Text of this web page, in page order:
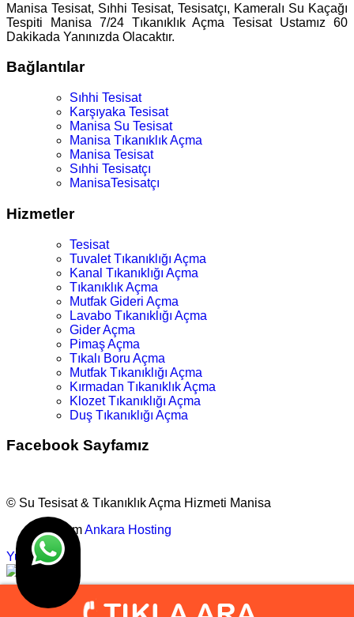
Manisa Tesisat, Sıhhi Tesisat, Tesisatçı, Kameralı Su Kaçağı
Tespiti Manisa 7/24 Tıkanıklık Açma Tesisat Ustamız 60
Dakikada Yanınızda Olacaktır.
Bağlantılar
Sıhhi Tesisat
Karşıyaka Tesisat
Manisa Su Tesisat
Manisa Tıkanıklık Açma
Manisa Tesisat
Sıhhi Tesisatçı
ManisaTesisatçı
Hizmetler
Tesisat
Tuvalet Tıkanıklığı Açma
Kanal Tıkanıklığı Açma
Tıkanıklık Açma
Mutfak Gideri Açma
Lavabo Tıkanıklığı Açma
Gider Açma
Pimaş Açma
Tıkalı Boru Açma
Mutfak Tıkanıklığı Açma
Kırmadan Tıkanıklık Açma
Klozet Tıkanıklığı Açma
Duş Tıkanıklığı Açma
Facebook Sayfamız
© Su Tesisat & Tıkanıklık Açma Hizmeti Manisa
TasarımAnkara Hosting
Yukarı
info@manisatesisatci.net
0.543.631 9064